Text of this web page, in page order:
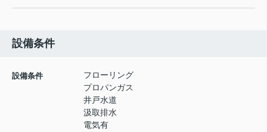
設備条件
設備条件
フローリング
プロパンガス
井戸水道
汲取排水
電気有